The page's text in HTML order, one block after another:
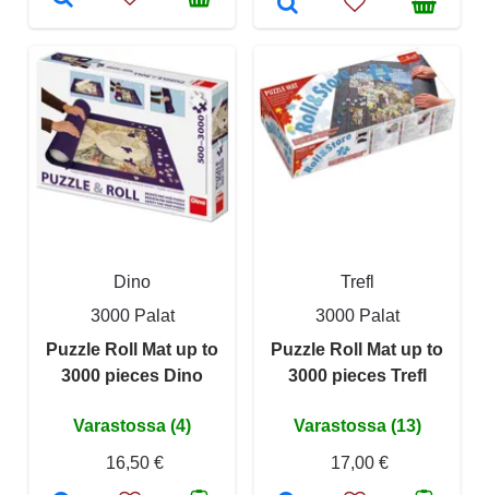
Dino
3000 Palat
Puzzle Roll Mat up to
3000 pieces Dino
Varastossa (4)
16,50 €
Trefl
3000 Palat
Puzzle Roll Mat up to
3000 pieces Trefl
Varastossa (13)
17,00 €